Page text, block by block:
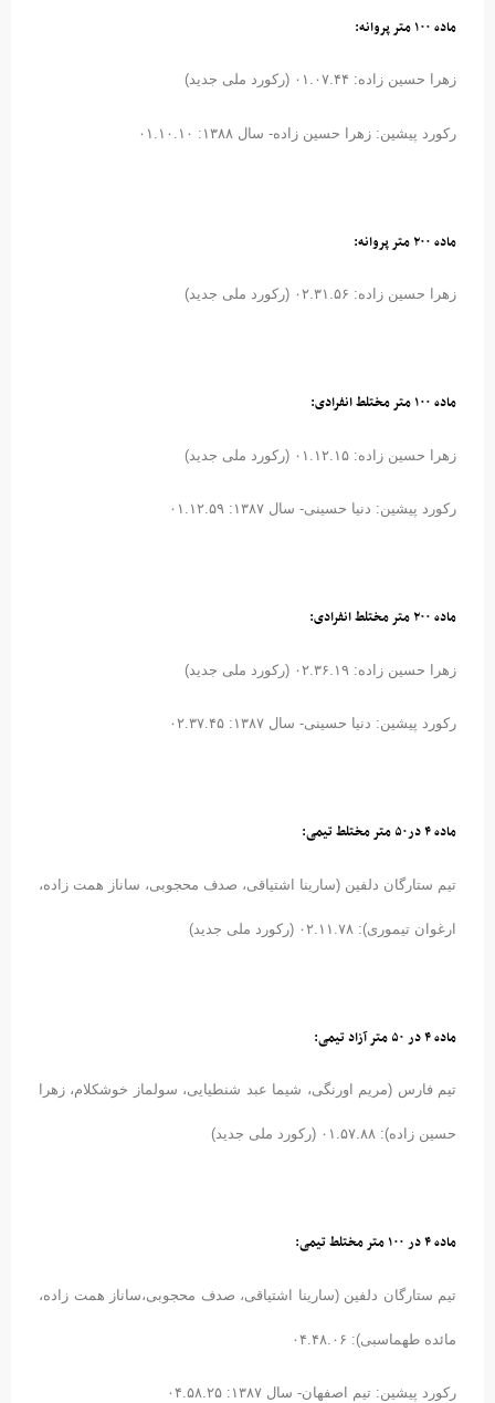
ماده ۱۰۰ متر پروانه:
زهرا حسین زاده: ۰۱.۰۷.۴۴ (رکورد ملی جدید)
رکورد پیشین: زهرا حسین زاده- سال ۱۳۸۸: ۰۱.۱۰.۱۰
ماده ۲۰۰ متر پروانه:
زهرا حسین زاده: ۰۲.۳۱.۵۶ (رکورد ملی جدید)
ماده ۱۰۰ متر مختلط انفرادی:
زهرا حسین زاده: ۰۱.۱۲.۱۵ (رکورد ملی جدید)
رکورد پیشین: دنیا حسینی- سال ۱۳۸۷: ۰۱.۱۲.۵۹
ماده ۲۰۰ متر مختلط انفرادی:
زهرا حسین زاده: ۰۲.۳۶.۱۹ (رکورد ملی جدید)
رکورد پیشین: دنیا حسینی- سال ۱۳۸۷: ۰۲.۳۷.۴۵
ماده ۴ در۵۰ متر مختلط تیمی:
تیم ستارگان دلفین (سارینا اشتیاقی، صدف محجوبی، ساناز همت زاده،
ارغوان تیموری): ۰۲.۱۱.۷۸ (رکورد ملی جدید)
ماده ۴ در ۵۰ متر آزاد تیمی:
تیم فارس (مریم اورنگی، شیما عبد شنطیایی، سولماز خوشکلام، زهرا
حسین زاده): ۰۱.۵۷.۸۸ (رکورد ملی جدید)
ماده ۴ در ۱۰۰ متر مختلط تیمی:
تیم ستارگان دلفین (سارینا اشتیاقی، صدف محجوبی،ساناز همت زاده،
مائده طهماسبی): ۰۴.۴۸.۰۶
رکورد پیشین: تیم اصفهان- سال ۱۳۸۷: ۰۴.۵۸.۲۵